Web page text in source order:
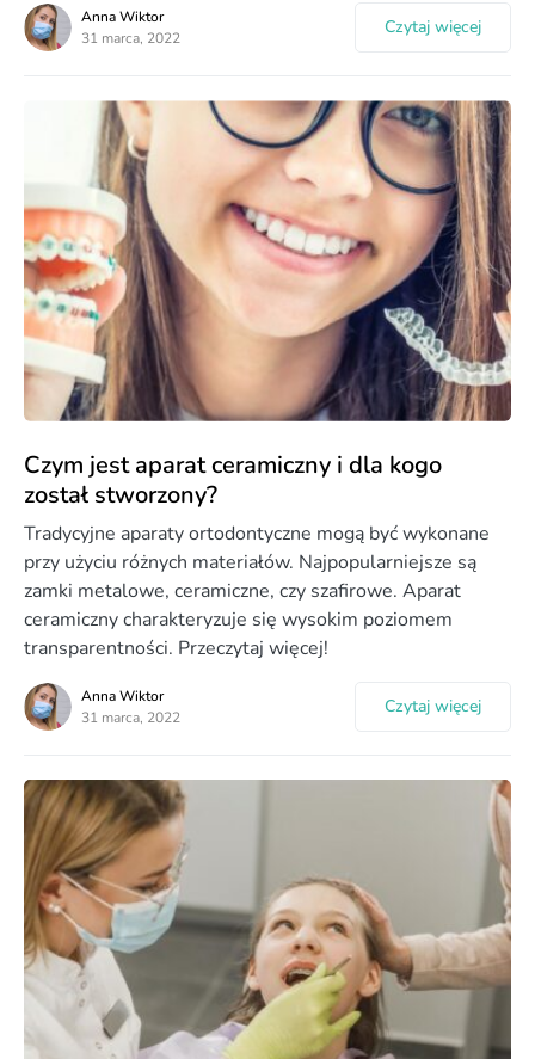
Anna Wiktor
31 marca, 2022
Czytaj więcej
Czym jest aparat ceramiczny i dla kogo
został stworzony?
Tradycyjne aparaty ortodontyczne mogą być wykonane
przy użyciu różnych materiałów. Najpopularniejsze są
zamki metalowe, ceramiczne, czy szafirowe. Aparat
ceramiczny charakteryzuje się wysokim poziomem
transparentności. Przeczytaj więcej!
Anna Wiktor
31 marca, 2022
Czytaj więcej